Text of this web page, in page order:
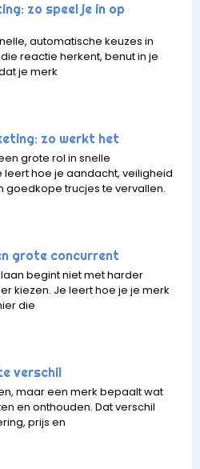
zo speel je in op
automatische keuzes in
reactie herkent, benut in je
je merk
zo werkt het
grote rol in snelle
hoe je aandacht, veiligheid
goedkope trucjes te vervallen.
grote concurrent
begint niet met harder
kiezen. Je leert hoe je je merk
die
verschil
maar een merk bepaalt wat
en onthouden. Dat verschil
prijs en